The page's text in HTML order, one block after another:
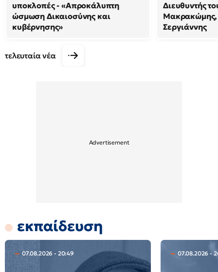
υποκλοπές - «Απροκάλυπτη
ώσμωση Δικαιοσύνης και
κυβέρνησης»
Διευθυντής
Μακρακώμης,
Σεργιάννης
τελευταία νέα
εκπαίδευση
07.08.2026 - 20:49 07.08.2026 -